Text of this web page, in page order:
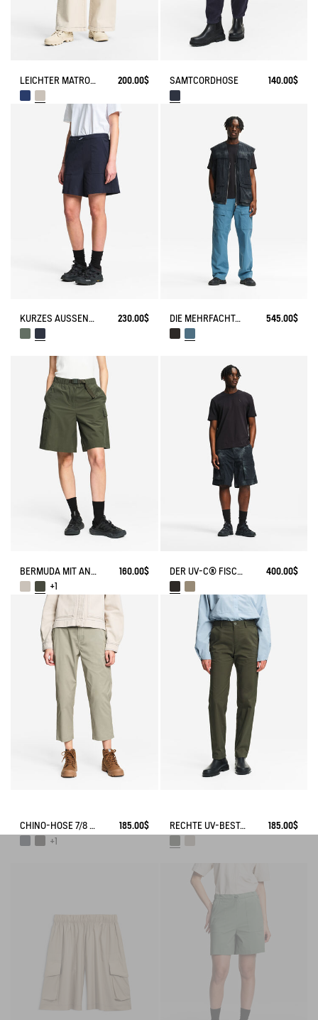
LEICHTER MATROSENHOSE AUS GABARDINE MIT VERSTELLBAREM BUND 200.00$ SAMTCORDHOSE 140.00$
KURZES AUSSENMODELL AUS ULTRA-ROBUSTEM CORDURA® 230.00$ DIE MEHRFACHTASCHENHOSE 545.00$
BERMUDA MIT ANTI-UV-TECHNOLOGIE DRY FAST TEXTILE®
160.00$
+1
DER UV-C® FISCHERHOSE 400.00$
CHINO-HOSE 7/8 DRY FAST TEXTILE® COOLMAX®
185.00$
+1
RECHTE UV-BESTÄNDIGE CHINOHOSE DRY FAST TEXTILE® COOLMAX® 185.00$